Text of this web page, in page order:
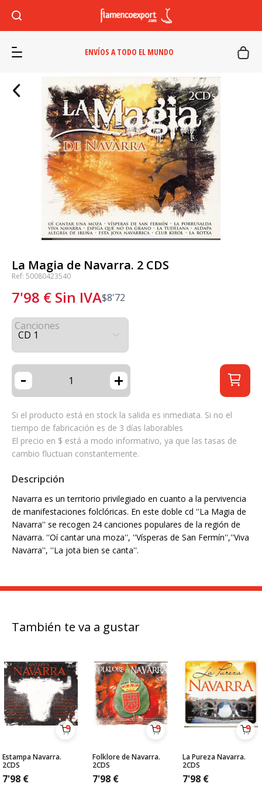
ENVÍOS A TODO EL MUNDO
La Magia de Navarra. 2 CDS
Ref: 50080423540
7'98 € Sin IVA$8'72
Canciones
- +
Si el producto está en stock la salida es inmediata. Si no el
tiempo de fabricación es de 3 días laborables
El precio en $ está a modo informativo, ya que las tasas de
cambio fluctuan constantemente.
Descripción
Navarra es un territorio privilegiado en cuanto a la pervivencia
de manifestaciones folclóricas. En este doble cd ''La Magia de
Navarra'' se recogen 24 canciones populares de la región de
Navarra. ''Oí cantar una moza'', ''Vísperas de San Fermín'',''Viva
Navarra'', ''La jota bien se canta''.
También te va a gustar
Estampa Navarra.
2CDS
7'98 €
Folklore de Navarra.
2CDS
7'98 €
La Pureza Navarra.
2CDS
7'98 €